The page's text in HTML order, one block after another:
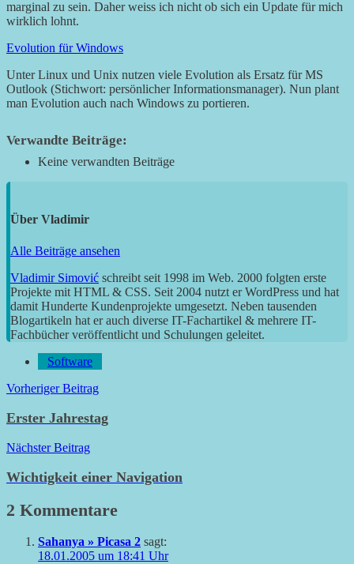
marginal zu sein. Daher weiss ich nicht ob sich ein Update für mich
wirklich lohnt.
Evolution für Windows
Unter Linux und Unix nutzen viele Evolution als Ersatz für MS
Outlook (Stichwort: persönlicher Informationsmanager). Nun plant
man Evolution auch nach Windows zu portieren.
Verwandte Beiträge:
Keine verwandten Beiträge
Über Vladimir
Alle Beiträge ansehen
Vladimir Simović schreibt seit 1998 im Web. 2000 folgten erste
Projekte mit HTML & CSS. Seit 2004 nutzt er WordPress und hat
damit Hunderte Kundenprojekte umgesetzt. Neben tausenden
Blogartikeln hat er auch diverse IT-Fachartikel & mehrere IT-
Fachbücher veröffentlicht und Schulungen geleitet.
Software
Beitragsnavigation
Vorheriger Beitrag
Erster Jahrestag
Nächster Beitrag
Wichtigkeit einer Navigation
2 Kommentare
Sahanya » Picasa 2 sagt:
18.01.2005 um 18:41 Uhr